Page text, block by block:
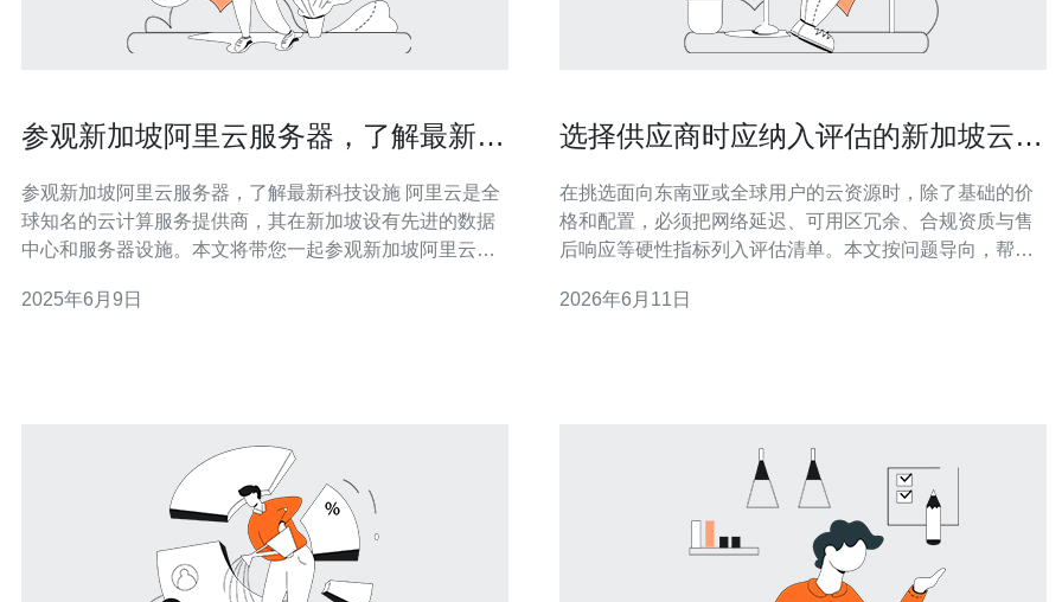
参观新加坡阿里云服务器，了解最新科
参观新加坡阿里云服务器，了解最新科技设施 阿里云是全
球知名的云计算服务提供商，其在新加坡设有先进的数据
中心和服务器设施。本文将带您一起参观新加坡阿里云服
多个数据中心，这些数据中心采用最先进的技术和设备，
2025年6月9日
选择供应商时应纳入评估的新加坡云服
在挑选面向东南亚或全球用户的云资源时，除了基础的价
格和配置，必须把网络延迟、可用区冗余、合规资质与售
后响应等硬性指标列入评估清单。本文按问题导向，帮助
移风险。 应该评估多少项关键指标？ 评价供应商并非看单
2026年6月11日